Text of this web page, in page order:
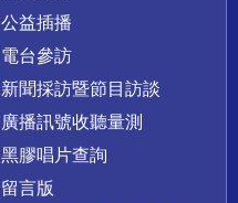
公益插播
電台參訪
新聞採訪暨節目訪談
廣播訊號收聽量測
黑膠唱片查詢
留言版